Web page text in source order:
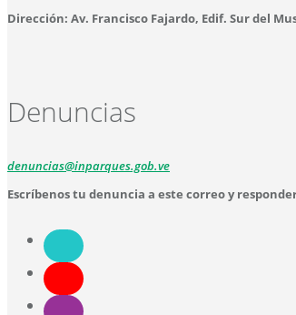
Dirección: Av. Francisco Fajardo, Edif. Sur del
Denuncias
denuncias@inparques.gob.ve
Escríbenos tu denuncia a este correo y